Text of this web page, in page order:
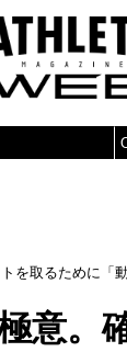
を取るために「
意。